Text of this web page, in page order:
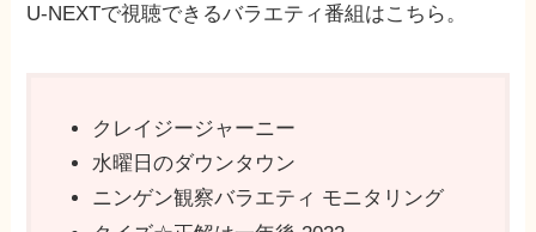
U-NEXTで視聴できるバラエティ番組はこちら。
クレイジージャーニー
水曜日のダウンタウン
ニンゲン観察バラエティ モニタリング